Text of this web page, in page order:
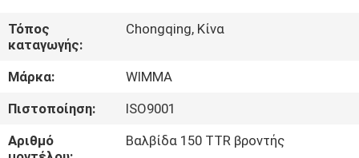
ΣΧΕΤΙΚΆ
ΜΕ
ΕΜΆΣ
Τόπος
καταγωγής:
Chongqing, Κίνα
Μάρκα:
WIMMA
Πιστοποίηση:
ISO9001
Αριθμό
Βαλβίδα 150 TTR βροντής